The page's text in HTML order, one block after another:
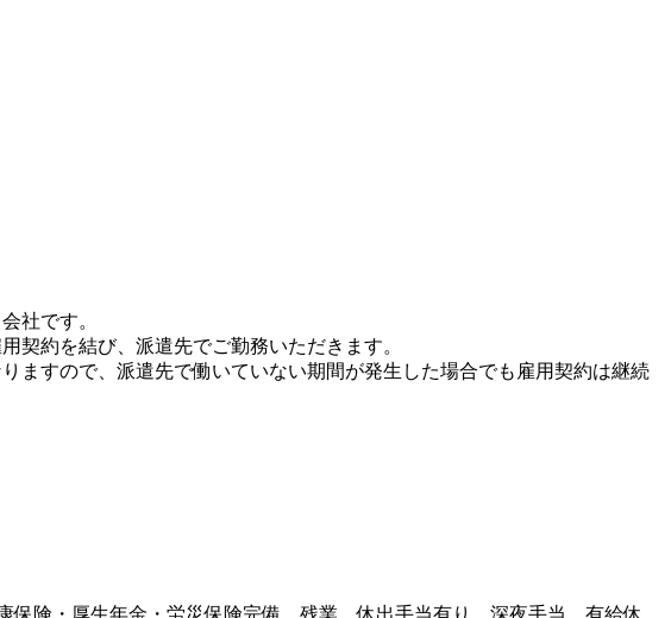
社です。
契約を結び、派遣先でご勤務いただきます。
ますので、派遣先で働いていない期間が発生した場合でも雇用契約は継続
険・厚生年金・労災保険完備、残業、休出手当有り、深夜手当、有給休